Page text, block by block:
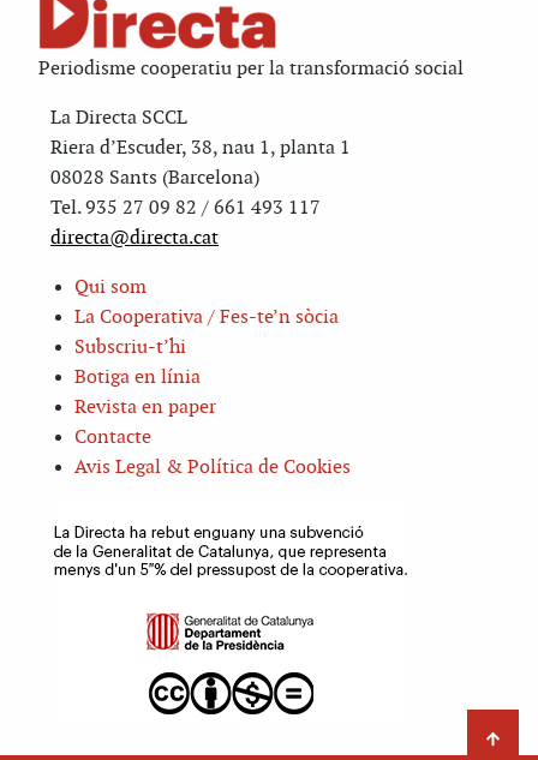
Periodisme cooperatiu per la transformació social
La Directa SCCL
Riera d’Escuder, 38, nau 1, planta 1
08028 Sants (Barcelona)
Tel. 935 27 09 82 / 661 493 117
directa@directa.cat
Qui som
La Cooperativa / Fes-te’n sòcia
Subscriu-t’hi
Botiga en línia
Revista en paper
Contacte
Avis Legal & Política de Cookies